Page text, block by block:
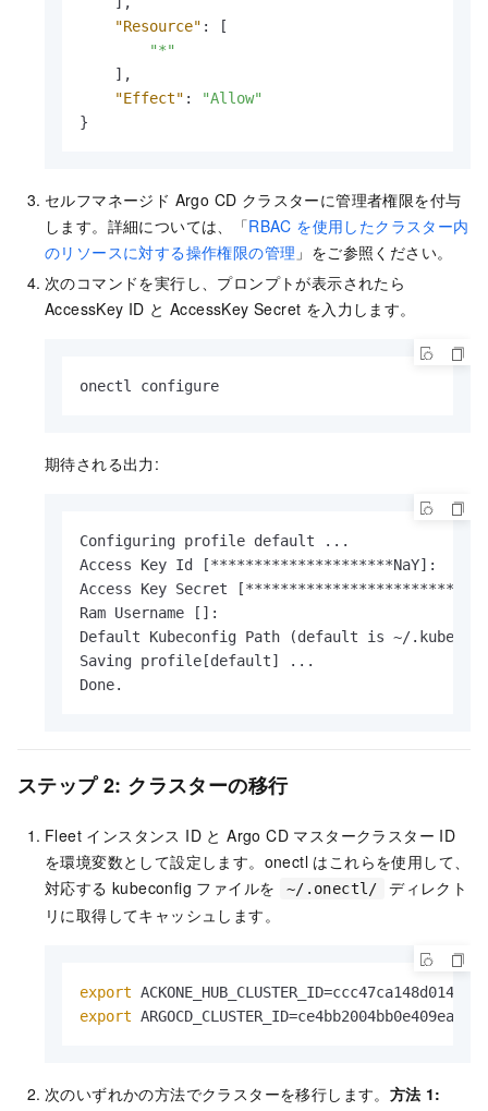
"Resource" :
[
"*"
] ,
"Effect" :
"Allow"
}
セルフマネージド Argo CD クラスターに管理者権限を付与
します。詳細については、「RBAC を使用したクラスター内
のリソースに対する操作権限の管理 」をご参照ください。
次のコマンドを実行し、プロンプトが表示されたら
AccessKey ID と AccessKey Secret を入力します。
onectl configure
期待される出力:
Configuring profile default ...
Access Key Id [*********************NaY]:
Access Key Secret
Ram Username []:
Default Kubeconfig Path (default is ~/.kube/
Saving profile[default] ...
Done.
ステップ 2: クラスターの移行
Fleet インスタンス ID と Argo CD マスタークラスター ID
を環境変数として設定します。onectl はこれらを使用して、
対応する kubeconfig ファイルを
~/.onectl/
ディレクト
リに取得してキャッシュします。
export
export
次のいずれかの方法でクラスターを移行します。 方法 1: